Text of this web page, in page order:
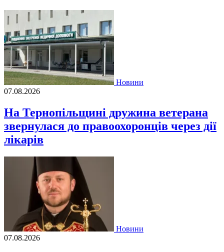
Новини
07.08.2026
На Тернопільщині дружина ветерана
звернулася до правоохоронців через дії
лікарів
Новини
07.08.2026